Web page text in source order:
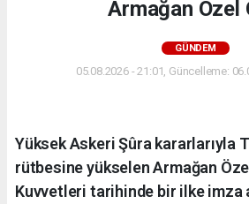
Armağan Özel
GÜNDEM
05.08.2026 - 21:01, Güncelleme:
Yüksek Askeri Şûra kararlarıyla
rütbesine yükselen Armağan
Kuvvetleri tarihinde bir ilke imza